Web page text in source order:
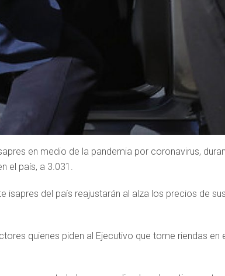
en medio de la pandemia por coronavirus,
el país, a 3.031.
isapres del país reajustarán al alza los precios de
quienes piden al Ejecutivo que tome riendas en